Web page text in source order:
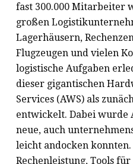
fast 300.000 Mitarbeiter
großen
Lagerhäusern,
Flugzeugen und vielen
logistische Aufgaben
dieser gigantischen
Services (AWS) als
entwickelt. Dabei wurde
neue, auch
leicht andocken
Rechenleistung, Tools